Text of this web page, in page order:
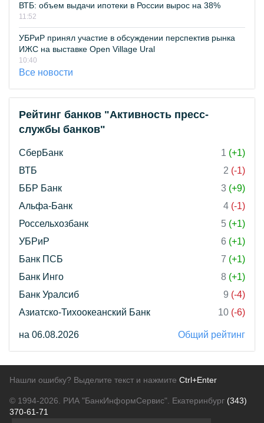
ВТБ: объем выдачи ипотеки в России вырос на 38%
11:52
УБРиР принял участие в обсуждении перспектив рынка
ИЖС на выставке Open Village Ural
10:40
Все новости
Рейтинг банков "Активность пресс-
службы банков"
СберБанк 1 (+1)
ВТБ
2 (-1)
ББР Банк
3 (+9)
Альфа-Банк
4 (-1)
Россельхозбанк
5 (+1)
УБРиР
6 (+1)
Банк ПСБ
7 (+1)
Банк Инго
8 (+1)
Банк Уралсиб
9 (-4)
Азиатско-Тихоокеанский Банк
10 (-6)
на 06.08.2026 Общий рейтинг
Нашли ошибку? Выделите текст и нажмите Ctrl+Enter
© 1994-2026. РИА "БанкИнформСервис". Екатеринбург (343)
370-61-71